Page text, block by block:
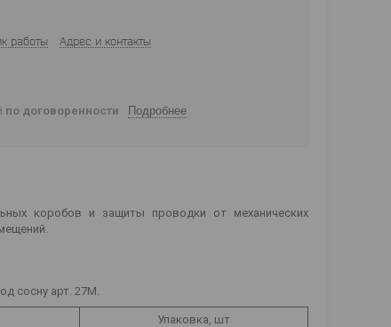
работы
Адрес и контакты
по договоренности Подробнее
коробов и защиты проводки от механических
сосну арт. 27М.
Упаковка, шт